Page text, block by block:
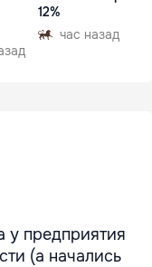
12%
час назад
у предприятия
(а начались